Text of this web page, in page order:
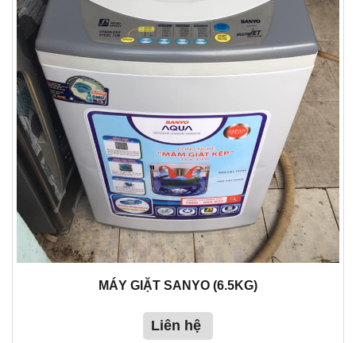
MÁY GIẶT SANYO (6.5KG)
Liên hệ